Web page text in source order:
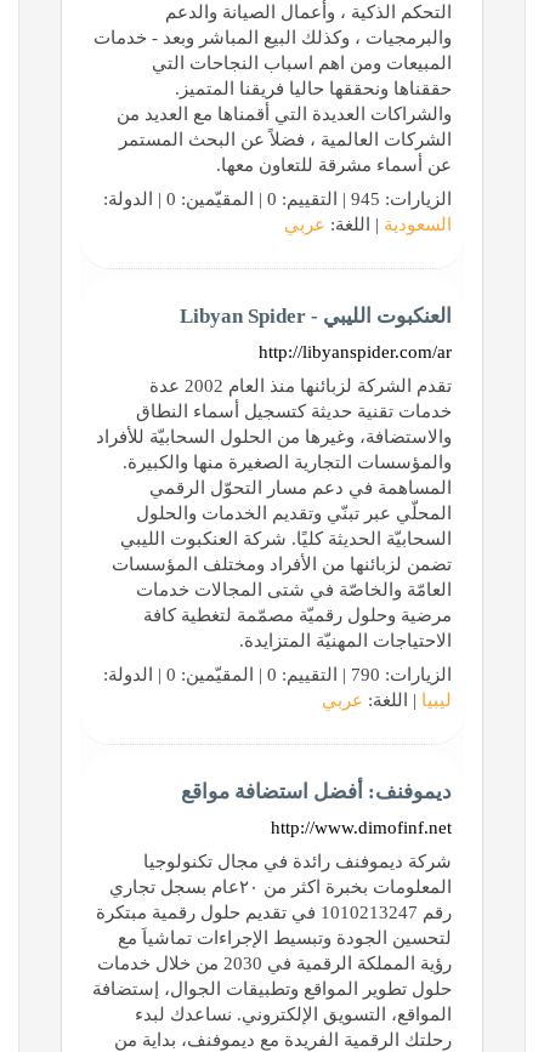
التحكم الذكية ، وأعمال الصيانة والدعم
والبرمجيات ، وكذلك البيع المباشر وبعد - خدمات
المبيعات ومن اهم اسباب النجاحات التي
حققناها ونحققها حاليا فريقنا المتميز.
والشراكات العديدة التي أقمناها مع العديد من
الشركات العالمية ، فضلاً عن البحث المستمر
عن أسماء مشرقة للتعاون معها.
الزيارات: 945 | التقييم: 0 | المقيّمين: 0 | الدولة:
السعودية | اللغة: عربي
العنكبوت الليبي - Libyan Spider
http://libyanspider.com/ar
تقدم الشركة لزبائنها منذ العام 2002 عدة
خدمات تقنية حديثة كتسجيل أسماء النطاق
والاستضافة، وغيرها من الحلول السحابيّة للأفراد
والمؤسسات التجارية الصغيرة منها والكبيرة.
المساهمة في دعم مسار التحوّل الرقمي
المحلّي عبر تبنّي وتقديم الخدمات والحلول
السحابيّة الحديثة كليًا. شركة العنكبوت الليبي
تضمن لزبائنها من الأفراد ومختلف المؤسسات
العامّة والخاصّة في شتى المجالات خدمات
مرضية وحلول رقميّة مصمّمة لتغطية كافة
الاحتياجات المهنيّة المتزايدة.
الزيارات: 790 | التقييم: 0 | المقيّمين: 0 | الدولة:
ليبيا | اللغة: عربي
ديموفنف: أفضل استضافة مواقع
http://www.dimofinf.net
شركة ديموفنف رائدة في مجال تكنولوجيا
المعلومات بخبرة اكثر من ٢٠عام بسجل تجاري
رقم 1010213247 في تقديم حلول رقمية مبتكرة
لتحسين الجودة وتبسيط الإجراءات تماشياَ مع
رؤية المملكة الرقمية في 2030 من خلال خدمات
حلول تطوير المواقع وتطبيقات الجوال، إستضافة
المواقع، التسويق الإلكتروني. نساعدك لبدء
رحلتك الرقمية الفريدة مع ديموفنف، بداية من